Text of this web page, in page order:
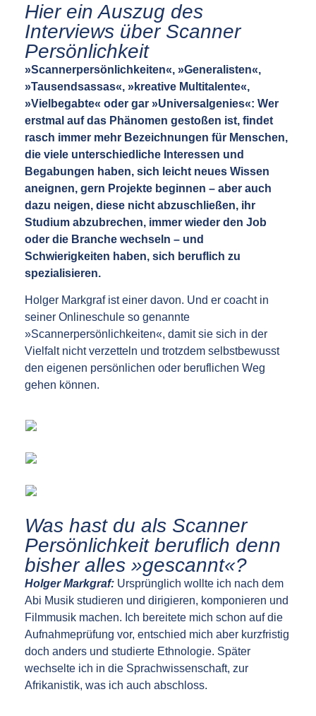
Hier ein Auszug des
Interviews über Scanner
Persönlichkeit
»Scannerpersönlichkeiten«, »Generalisten«,
»Tausendsassas«, »kreative Multitalente«,
»Vielbegabte« oder gar »Universalgenies«: Wer
erstmal auf das Phänomen gestoßen ist, findet
rasch immer mehr Bezeichnungen für Menschen,
die viele unterschiedliche Interessen und
Begabungen haben, sich leicht neues Wissen
aneignen, gern Projekte beginnen – aber auch
dazu neigen, diese nicht abzuschließen, ihr
Studium abzubrechen, immer wieder den Job
oder die Branche wechseln – und
Schwierigkeiten haben, sich beruflich zu
spezialisieren.
Holger Markgraf ist einer davon. Und er coacht in
seiner Onlineschule so genannte
»Scannerpersönlichkeiten«, damit sie sich in der
Vielfalt nicht verzetteln und trotzdem selbstbewusst
den eigenen persönlichen oder beruflichen Weg
gehen können.
Was hast du als Scanner
Persönlichkeit beruflich denn
bisher alles »gescannt«?
Holger Markgraf: Ursprünglich wollte ich nach dem
Abi Musik studieren und dirigieren, komponieren und
Filmmusik machen. Ich bereitete mich schon auf die
Aufnahmeprüfung vor, entschied mich aber kurzfristig
doch anders und studierte Ethnologie. Später
wechselte ich in die Sprachwissenschaft, zur
Afrikanistik, was ich auch abschloss.